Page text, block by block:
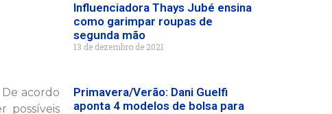
acordo
possíveis
Influenciadora Thays Jubé ensina
como garimpar roupas de
segunda mão
13 de dezembro de 2021
Primavera/Verão: Dani Guelfi
aponta 4 modelos de bolsa para